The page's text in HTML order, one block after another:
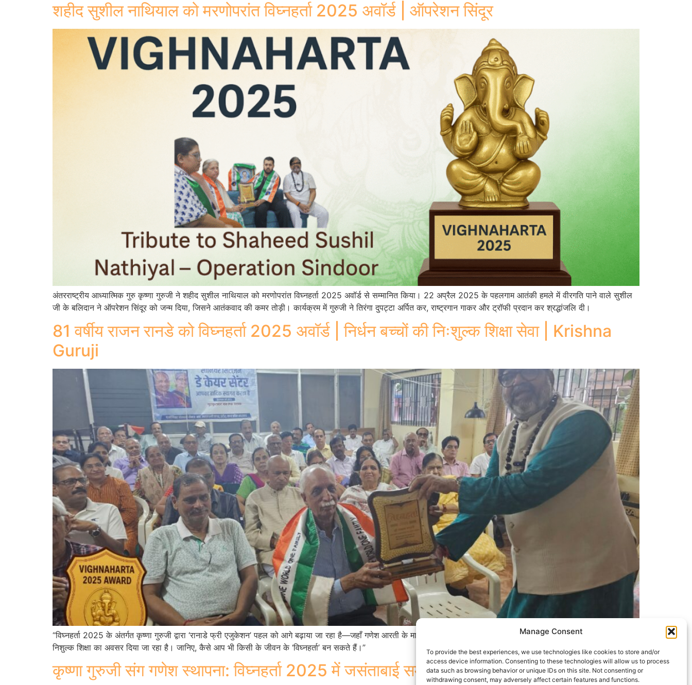
Manage Consent
To provide the best experiences, we use technologies like cookies to store and/or
access device information. Consenting to these technologies will allow us to process
data such as browsing behavior or unique IDs on this site. Not consenting or
withdrawing consent, may adversely affect certain features and functions.
शहीद सुशील नाथियाल को मरणोपरांत विघ्नहर्ता 2025 अवॉर्ड | ऑपरेशन सिंदूर
अंतरराष्ट्रीय आध्यात्मिक गुरु कृष्णा गुरुजी ने शहीद सुशील नाथियाल को मरणोपरांत विघ्नहर्ता 2025 अवॉर्ड से सम्मानित किया। 22 अप्रैल 2025 के पहलगाम आतंकी हमले में वीरगति पाने वाले सुशील
जी के बलिदान ने ऑपरेशन सिंदूर को जन्म दिया, जिसने आतंकवाद की कमर तोड़ी। कार्यक्रम में गुरुजी ने तिरंगा दुपट्टा अर्पित कर, राष्ट्रगान गाकर और ट्रॉफी प्रदान कर श्रद्धांजलि दी।
81 वर्षीय राजन रानडे को विघ्नहर्ता 2025 अवॉर्ड | निर्धन बच्चों की निःशुल्क शिक्षा सेवा | Krishna
Guruji
“विघ्नहर्ता 2025 के अंतर्गत कृष्णा गुरुजी द्वारा ‘रानाडे फ्री एजुकेशन’ पहल को आगे बढ़ाया जा रहा है—जहाँ गणेश आरती के मानवीय संदेश को सामाजिक सेवा से जोड़कर इंदौर के वंचित विद्यार्थियों को
निशुल्क शिक्षा का अवसर दिया जा रहा है। जानिए, कैसे आप भी किसी के जीवन के ‘विघ्नहर्ता’ बन सकते हैं।”
कृष्णा गुरुजी संग गणेश स्थापना: विघ्नहर्ता 2025 में जसंताबाई सम्मानित